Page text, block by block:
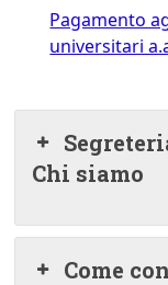
Pagamento
universitari
Chi siamo
Come